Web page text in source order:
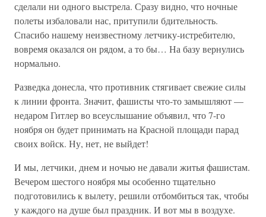
сделали ни одного выстрела. Сразу видно, что ночные
полеты избаловали нас, притупили бдительность.
Спасибо нашему неизвестному летчику-истребителю,
вовремя оказался он рядом, а то бы… На базу вернулись
нормально.
Разведка донесла, что противник стягивает свежие силы
к линии фронта. Значит, фашисты что-то замышляют —
недаром Гитлер во всеуслышание объявил, что 7-го
ноября он будет принимать на Красной площади парад
своих войск. Ну, нет, не выйдет!
И мы, летчики, днем и ночью не давали житья фашистам.
Вечером шестого ноября мы особенно тщательно
подготовились к вылету, решили отбомбиться так, чтобы
у каждого на душе был праздник. И вот мы в воздухе.